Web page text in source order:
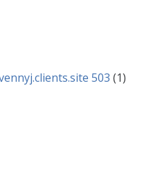
503 (1)